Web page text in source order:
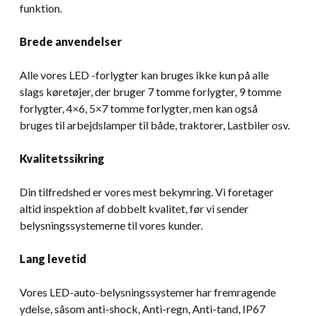
funktion.
Brede anvendelser
Alle vores LED -forlygter kan bruges ikke kun på alle
slags køretøjer, der bruger 7 tomme forlygter, 9 tomme
forlygter, 4×6, 5×7 tomme forlygter, men kan også
bruges til arbejdslamper til både, traktorer, Lastbiler osv.
Kvalitetssikring
Din tilfredshed er vores mest bekymring. Vi foretager
altid inspektion af dobbelt kvalitet, før vi sender
belysningssystemerne til vores kunder.
Lang levetid
Vores LED-auto-belysningssystemer har fremragende
ydelse, såsom anti-shock, Anti-regn, Anti-tand, IP67